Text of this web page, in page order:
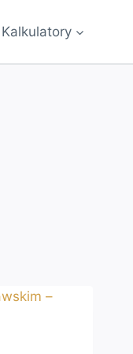
Kalkulatory